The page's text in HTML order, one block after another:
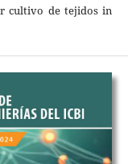
cultivo de tejidos in